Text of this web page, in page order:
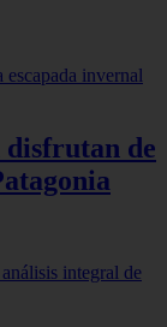
disfrutan de